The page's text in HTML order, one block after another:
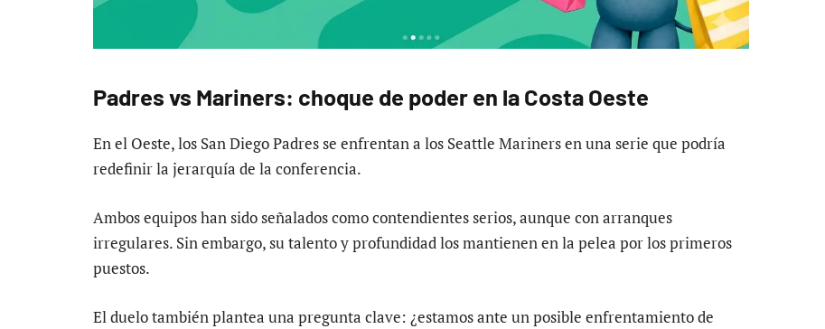
Padres vs Mariners: choque de poder en la Costa Oeste
En el Oeste, los San Diego Padres se enfrentan a los Seattle Mariners en una serie que podría
redefinir la jerarquía de la conferencia.
Ambos equipos han sido señalados como contendientes serios, aunque con arranques
irregulares. Sin embargo, su talento y profundidad los mantienen en la pelea por los primeros
puestos.
El duelo también plantea una pregunta clave: ¿estamos ante un posible enfrentamiento de